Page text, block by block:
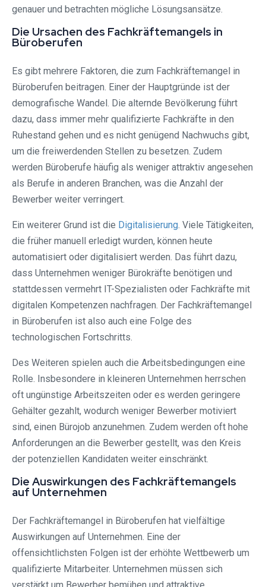
genauer und betrachten mögliche Lösungsansätze.
Die Ursachen des Fachkräftemangels in
Büroberufen
Es gibt mehrere Faktoren, die zum Fachkräftemangel in
Büroberufen beitragen. Einer der Hauptgründe ist der
demografische Wandel. Die alternde Bevölkerung führt
dazu, dass immer mehr qualifizierte Fachkräfte in den
Ruhestand gehen und es nicht genügend Nachwuchs gibt,
um die freiwerdenden Stellen zu besetzen. Zudem
werden Büroberufe häufig als weniger attraktiv angesehen
als Berufe in anderen Branchen, was die Anzahl der
Bewerber weiter verringert.
Ein weiterer Grund ist die Digitalisierung. Viele Tätigkeiten,
die früher manuell erledigt wurden, können heute
automatisiert oder digitalisiert werden. Das führt dazu,
dass Unternehmen weniger Bürokräfte benötigen und
stattdessen vermehrt IT-Spezialisten oder Fachkräfte mit
digitalen Kompetenzen nachfragen. Der Fachkräftemangel
in Büroberufen ist also auch eine Folge des
technologischen Fortschritts.
Des Weiteren spielen auch die Arbeitsbedingungen eine
Rolle. Insbesondere in kleineren Unternehmen herrschen
oft ungünstige Arbeitszeiten oder es werden geringere
Gehälter gezahlt, wodurch weniger Bewerber motiviert
sind, einen Bürojob anzunehmen. Zudem werden oft hohe
Anforderungen an die Bewerber gestellt, was den Kreis
der potenziellen Kandidaten weiter einschränkt.
Die Auswirkungen des Fachkräftemangels
auf Unternehmen
Der Fachkräftemangel in Büroberufen hat vielfältige
Auswirkungen auf Unternehmen. Eine der
offensichtlichsten Folgen ist der erhöhte Wettbewerb um
qualifizierte Mitarbeiter. Unternehmen müssen sich